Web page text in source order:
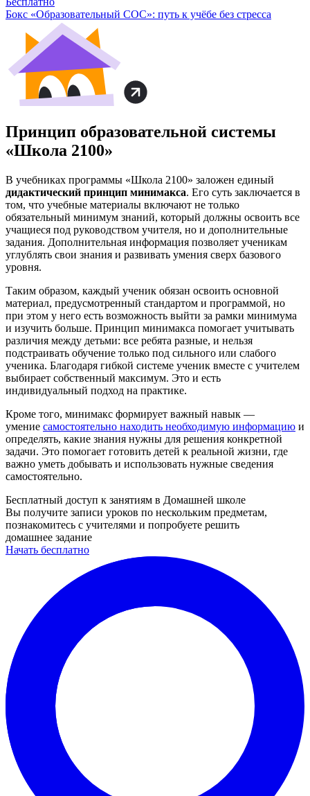
Бокс «Образовательный СОС»: путь к учёбе без стресса
Принцип образовательной системы
«Школа 2100»
В учебниках программы «Школа 2100» заложен единый
дидактический принцип минимакса. Его суть заключается в
том, что учебные материалы включают не только
обязательный минимум знаний, который должны освоить все
учащиеся под руководством учителя, но и дополнительные
задания. Дополнительная информация позволяет ученикам
углублять свои знания и развивать умения сверх базового
уровня.
Таким образом, каждый ученик обязан освоить основной
материал, предусмотренный стандартом и программой, но
при этом у него есть возможность выйти за рамки минимума
и изучить больше. Принцип минимакса помогает учитывать
различия между детьми: все ребята разные, и нельзя
подстраивать обучение только под сильного или слабого
ученика. Благодаря гибкой системе ученик вместе с учителем
выбирает собственный максимум. Это и есть
индивидуальный подход на практике.
Кроме того, минимакс формирует важный навык —
умение самостоятельно находить необходимую информацию и
определять, какие знания нужны для решения конкретной
задачи. Это помогает готовить детей к реальной жизни, где
важно уметь добывать и использовать нужные сведения
самостоятельно.
Бесплатный доступ к занятиям в Домашней школе
Вы получите записи уроков по нескольким предметам,
познакомитесь с учителями и попробуете решить
домашнее задание
Начать бесплатно